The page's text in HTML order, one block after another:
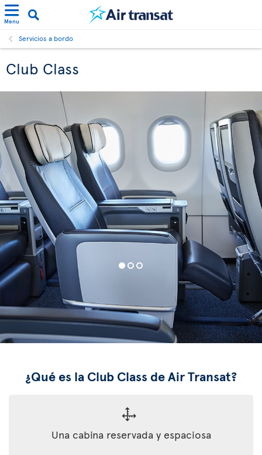
Menu
Servicios a bordo
Club Class
¿Qué es la Club Class de Air Transat?
Una cabina reservada y espaciosa